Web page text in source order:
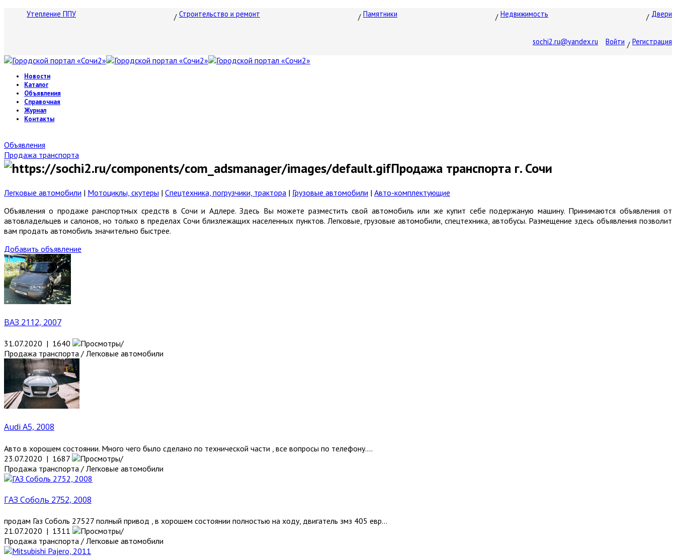
Утепление ППУ Строительство и ремонт Памятники Недвижимость Двери
sochi2.ru@yandex.ru Войти Регистрация
Новости
Каталог
Объявления
Справочная
Журнал
Контакты
Объявления
Продажа транспорта
Продажа транспорта г. Сочи
Легковые автомобили | Мотоциклы, скутеры | Спецтехника, погрузчики, трактора | Грузовые автомобили | Авто-комплектующие
Объявления о продаже ранспортных средств в Сочи и Адлере. Здесь Вы можете разместить свой автомобиль или же купит себе подержаную машину. Принимаются объявления от
автовладельцев и салонов, но только в пределах Сочи близлежащих населенных пунктов. Легковые, грузовые автомобили, спецтехника, автобусы. Размещение здесь объявления позволит
вам продать автомобиль значительно быстрее.
Добавить объявление
ВАЗ 2112, 2007
31.07.2020 | 1640
Продажа транспорта / Легковые автомобили
Audi A5, 2008
Авто в хорошем состоянии. Много чего было сделано по технической части , все вопросы по телефону....
23.07.2020 | 1687
Продажа транспорта / Легковые автомобили
ГАЗ Соболь 2752, 2008
продам Газ Соболь 27527 полный привод , в хорошем состоянии полностью на ходу, двигатель змз 405 евр...
21.07.2020 | 1311
Продажа транспорта / Легковые автомобили